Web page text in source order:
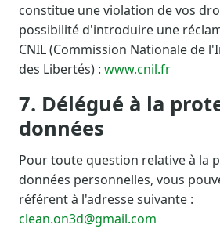
constitue une violation de vos
possibilité d'introduire une
CNIL (Commission Nationale de
des Libertés) : www.cnil.fr
7. Délégué à la
données
Pour toute question relative à la
données personnelles, vous
référent à l'adresse suivante :
clean.on3d@gmail.com